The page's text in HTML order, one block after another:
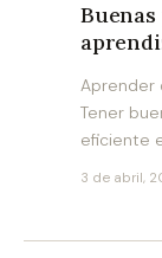
Aprender
Tener
eficiente
3 de abril,